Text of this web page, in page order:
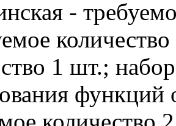
-
1 шт.;
функций